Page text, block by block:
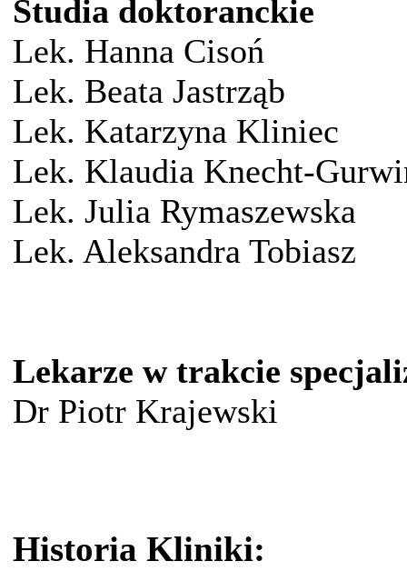
Studia doktoranckie
Lek. Hanna Cisoń
Lek. Beata Jastrząb
Lek. Katarzyna Kliniec
Lek. Klaudia Knecht-
Lek. Julia Rymaszewska
Lek. Aleksandra Tobiasz
Lekarze w trakcie
Dr Piotr Krajewski
Historia Kliniki: